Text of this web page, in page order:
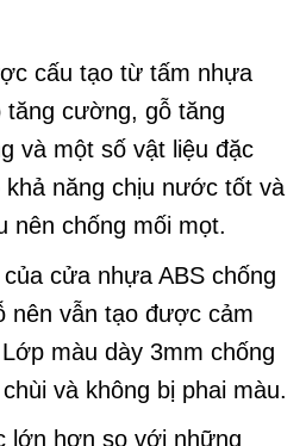
cấu tạo từ tấm nhựa
cường, gỗ tăng
và một số vật liệu đặc
khả năng chịu nước tốt và
nên chống mối mọt.
cửa nhựa ABS chống
nên vẫn tạo được cảm
màu dày 3mm chống
và không bị phai màu.
lớn hơn so với những